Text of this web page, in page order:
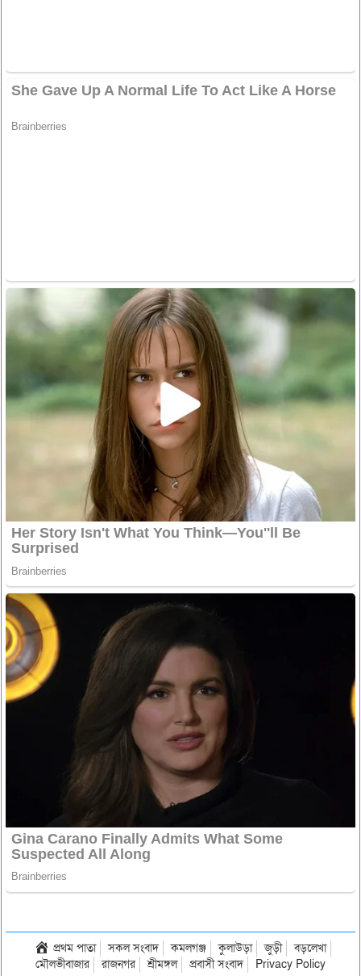
প্রথম পাতা সকল সংবাদ কমলগঞ্জ কুলাউড়া জুড়ী
বড়লেখা
মৌলভীবাজার
রাজনগর শ্রীমঙ্গল প্রবাসী সংবাদ Privacy Policy